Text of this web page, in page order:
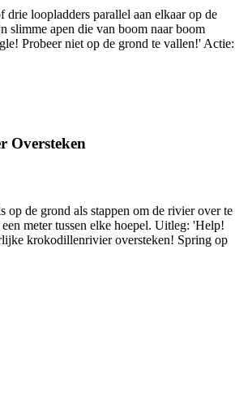
loopladders parallel aan elkaar op de
slimme apen die van boom naar boom
Probeer niet op de grond te vallen!' Actie:
Oversteken
op de grond als stappen om de rivier over te
meter tussen elke hoepel. Uitleg: 'Help!
krokodillenrivier oversteken! Spring op